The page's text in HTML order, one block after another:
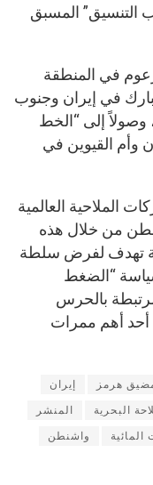
التنسيق” المسبق
في المنطقة
في إيران وجنوب
وصولاً إلى “الخط
وأم القيوين في
الملاحية العالمية
من خلال هذه
تهدف لفرض سلطة
“الضغط
بالحرس
أحد أهم ممرات
مضيق هرمز إيران
البحرية المنشر
المائية واشنطن